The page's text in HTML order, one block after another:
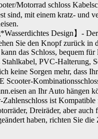
Motorrad schloss
sind, mit einem kratz- und
Design】-
Sie den Knopf zurück
das Schloss, bequem für
PVC-Halterung,
keine Sorgen mehr, dass
Scooter-
an Ihr Auto hängen
ist
Dreiräder, aber
haben, richten Sie